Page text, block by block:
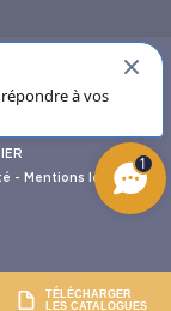
- Mentions légales
TÉLÉCHARGER
LES CATALOGUES
1
à vos